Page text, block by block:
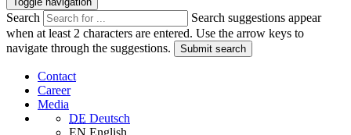
Search
Search suggestions appear
when at least 2 characters are entered. Use the arrow keys to
navigate through the suggestions.
Submit search
Contact
Career
Media
DE Deutsch
EN English